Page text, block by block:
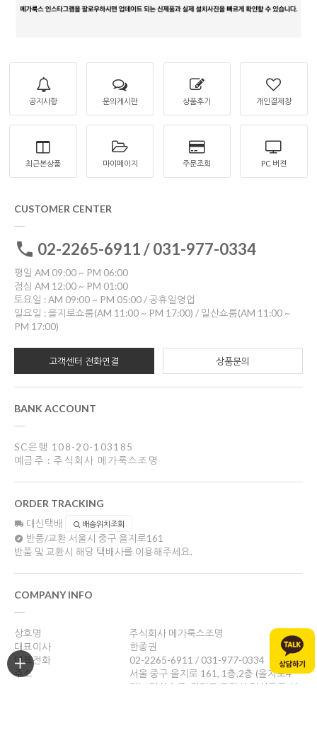
공지사항 문의게시판 상품후기 개인결제창
최근본상품 마이페이지 주문조회 PC 버젼
CUSTOMER CENTER
02-2265-6911 / 031-977-0334
평일 AM 09:00 ~ PM 06:00
점심 AM 12:00 ~ PM 01:00
토요일 : AM 09:00 ~ PM 05:00 / 공휴일영업
일요일 : 을지로쇼룸(AM 11:00 ~ PM 17:00) / 일산쇼룸(AM 11:00 ~
PM 17:00)
고객센터 전화연결 상품문의
BANK ACCOUNT
SC은행 108-20-103185
예금주 : 주식회사 메가룩스조명
ORDER TRACKING
대신택배 배송위치조회
반품/교환 서울시 중구 을지로161
반품 및 교환시 해당 택배사를 이용해주세요.
COMPANY INFO
상호명
주식회사 메가룩스조명
대표이사
한종권
대표전화
02-2265-6911 / 031-977-0334
주소
서울 중구 을지로 161, 1층,2층 (을지로4
가) / 일산쇼룸: 경기도 고양시 일산동구 성